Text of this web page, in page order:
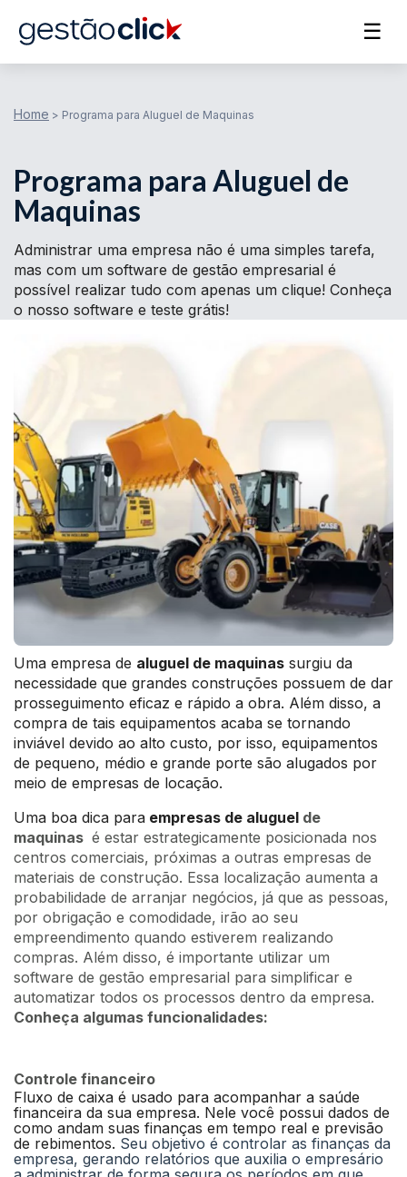
☰
Home > Programa para Aluguel de Maquinas
Programa para Aluguel de
Maquinas
Administrar uma empresa não é uma simples tarefa,
mas com um software de gestão empresarial é
possível realizar tudo com apenas um clique! Conheça
o nosso software e teste grátis!
Uma empresa de aluguel de maquinas surgiu da
necessidade que grandes construções possuem de dar
prosseguimento eficaz e rápido a obra. Além disso, a
compra de tais equipamentos acaba se tornando
inviável devido ao alto custo, por isso, equipamentos
de pequeno, médio e grande porte são alugados por
meio de empresas de locação.
Uma boa dica para empresas de aluguel de
maquinas é estar estrategicamente posicionada nos
centros comerciais, próximas a outras empresas de
materiais de construção. Essa localização aumenta a
probabilidade de arranjar negócios, já que as pessoas,
por obrigação e comodidade, irão ao seu
empreendimento quando estiverem realizando
compras. Além disso, é importante utilizar um
software de gestão empresarial para simplificar e
automatizar todos os processos dentro da empresa.
Conheça algumas funcionalidades:
Controle financeiro
Fluxo de caixa é usado para acompanhar a saúde
financeira da sua empresa. Nele você possui dados de
como andam suas finanças em tempo real e previsão
de rebimentos. Seu objetivo é controlar as finanças da
empresa, gerando relatórios que auxilia o empresário